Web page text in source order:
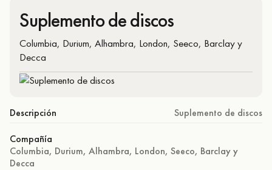
Suplemento de discos
Columbia, Durium, Alhambra, London, Seeco, Barclay y
Decca
Descripción Suplemento de discos
Compañía
Columbia, Durium, Alhambra, London, Seeco, Barclay y
Decca